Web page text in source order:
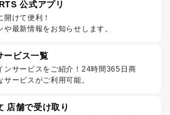
公式アプリ
けて便利！
や最新情報をお知らせします。
ービス一覧
ンサービスをご紹介！24時間365日商
サービスがご利用可能。
店舗で受け取り